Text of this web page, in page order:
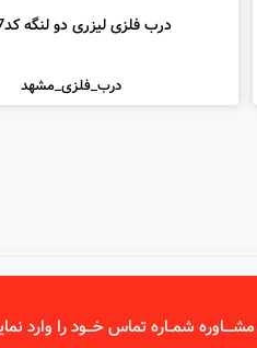
درب فلزی لیزری دو لنگه کد2047
درب_فلزی_مشهد
شمــاره تماس خـــود را وارد